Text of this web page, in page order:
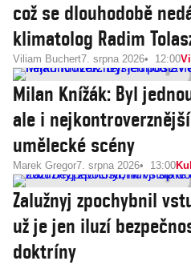
což se dlouhodobě
klimatolog Radim
Viliam Buchert7. srpna 2026 12:00
Milan Knížák: Byl
ale i
umělecké scény
Marek Gregor7. srpna 2026 13:00
Zalužnyj zpochybnil
už je jen iluzí
doktríny